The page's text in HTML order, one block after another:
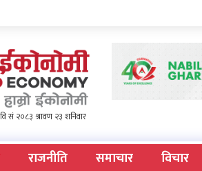
राजनीति समाचार विचार